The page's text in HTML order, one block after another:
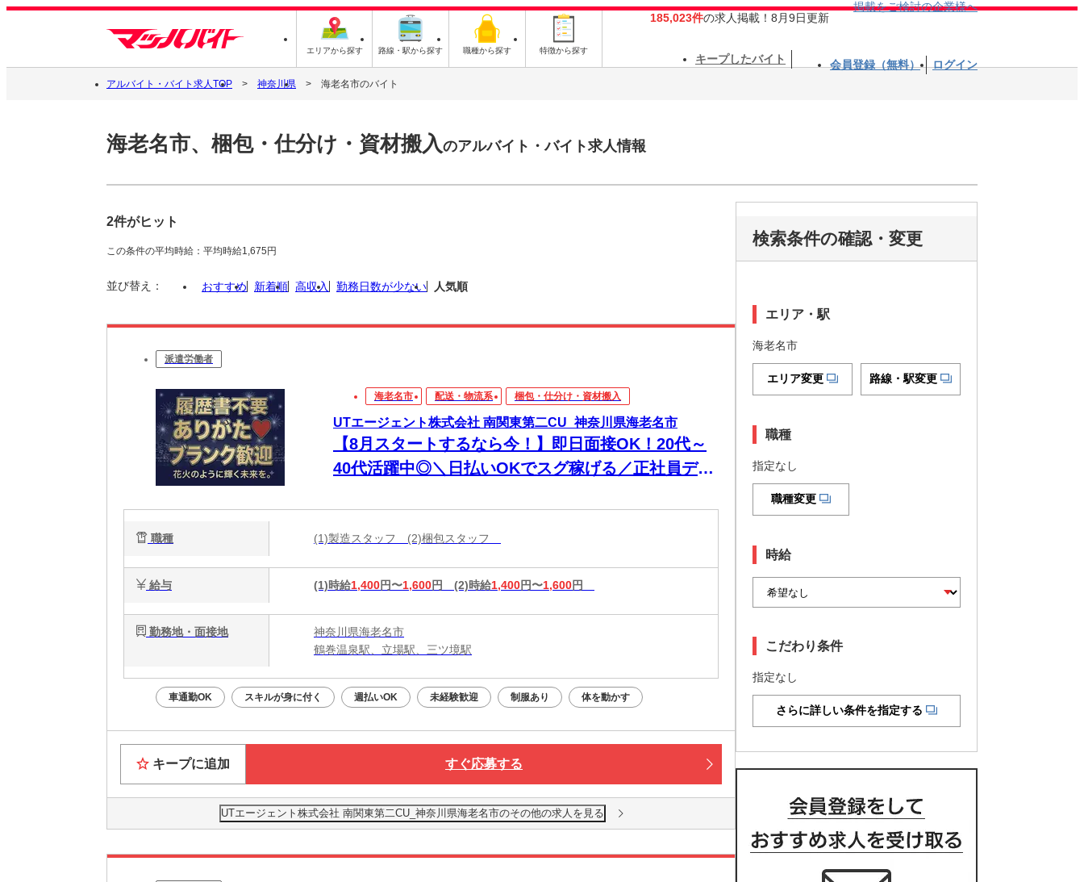
エリアから探す 路線・駅から探す 職種から探す 特徴から探す
185,023件の求人掲載！8月9日更新
掲載をご検討の企業様へ
キープしたバイト 会員登録（無料） ログイン
アルバイト・バイト求人TOP 神奈川県 海老名市のバイト
海老名市、梱包・仕分け・資材搬入のアルバイト・バイト求人情報
2件がヒット
この条件の平均時給：平均時給1,675円
並び替え： おすすめ 新着順 高収入 勤務日数が少ない 人気順
派遣労働者
海老名市 配送・物流系 梱包・仕分け・資材搬入
UTエージェント株式会社 南関東第二CU_神奈川県海老名市
【8月スタートするなら今！】即日面接OK！20代～
40代活躍中◎＼日払いOKでスグ稼げる／正社員デビ
職種 (1)製造スタッフ (2)梱包スタッフ
給与 (1)時給1,400円〜1,600円 (2)時給1,400円〜1,600円
勤務地・面接地
神奈川県海老名市
鶴巻温泉駅、立場駅、三ツ境駅
車通勤OK スキルが身に付く 週払いOK 未経験歓迎 制服あり 体を動かす
キープに追加 すぐ応募する
UTエージェント株式会社 南関東第二CU_神奈川県海老名市のその他の求人を見る
検索条件の確認・変更
エリア・駅
海老名市
エリア変更 路線・駅変更
職種
指定なし
職種変更
時給
こだわり条件
指定なし
さらに詳しい条件を指定する